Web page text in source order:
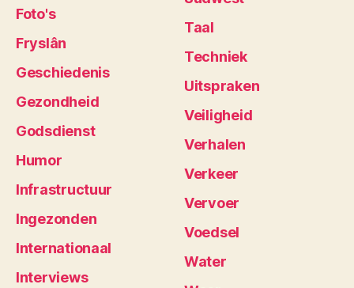
Foto's
Fryslân
Geschiedenis
Gezondheid
Godsdienst
Humor
Infrastructuur
Ingezonden
Internationaal
Interviews
Taal
Techniek
Uitspraken
Veiligheid
Verhalen
Verkeer
Vervoer
Voedsel
Water